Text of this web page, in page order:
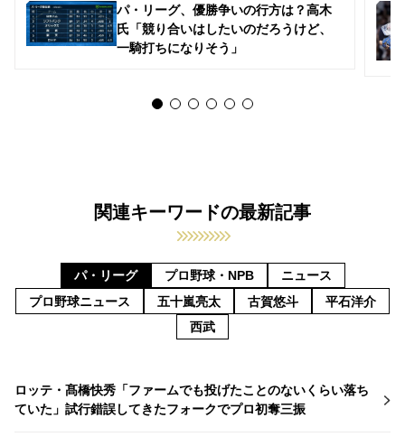
パ・リーグ、優勝争いの行方は？高木
氏「競り合いはしたいのだろうけど、
一騎打ちになりそう」
関連キーワードの最新記事
パ・リーグ プロ野球・NPB
ニュース
プロ野球ニュース
五十嵐亮太 古賀悠斗
平石洋介
西武
ロッテ・髙橋快秀「ファームでも投げたことのないくらい落ち
ていた」試行錯誤してきたフォークでプロ初奪三振